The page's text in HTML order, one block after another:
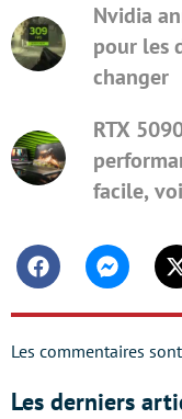
Nvidia
pour les
changer
RTX
facile,
Facebook
Les commentaires
Les derniers